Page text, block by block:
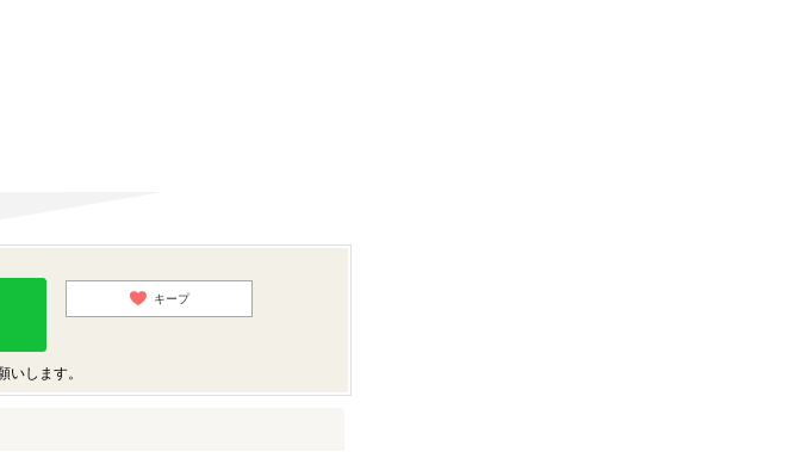
キープ
します。